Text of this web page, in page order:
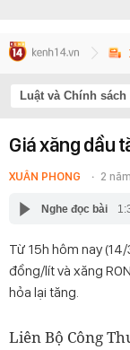
Luật và Chính sách
Giá xăng dầu
XUÂN PHONG 2
Nghe đọc bài
Từ 15h hôm nay
đồng/lít và xăng
hỏa lại tăng.
Liên Bộ Công